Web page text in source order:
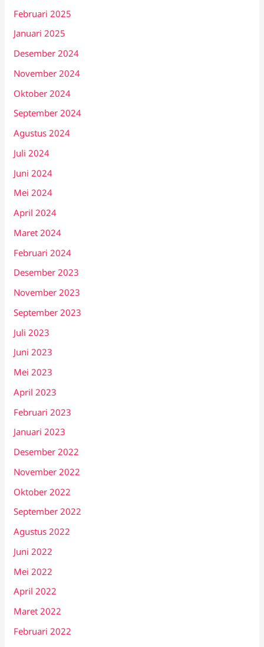
Februari 2025
Januari 2025
Desember 2024
November 2024
Oktober 2024
September 2024
Agustus 2024
Juli 2024
Juni 2024
Mei 2024
April 2024
Maret 2024
Februari 2024
Desember 2023
November 2023
September 2023
Juli 2023
Juni 2023
Mei 2023
April 2023
Februari 2023
Januari 2023
Desember 2022
November 2022
Oktober 2022
September 2022
Agustus 2022
Juni 2022
Mei 2022
April 2022
Maret 2022
Februari 2022